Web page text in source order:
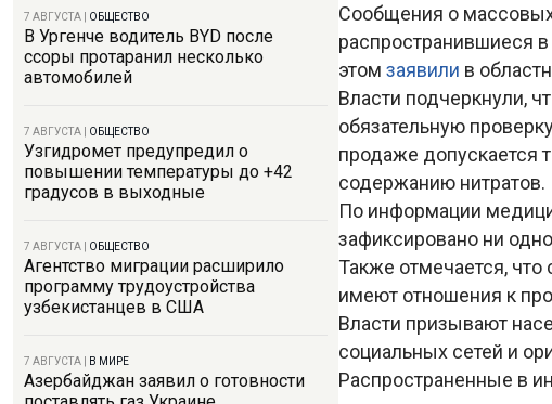
7 АВГУСТА ОБЩЕСТВО
В Ургенче водитель BYD после
ссоры протаранил несколько
автомобилей
7 АВГУСТА ОБЩЕСТВО
Узгидромет предупредил о
повышении температуры до +42
градусов в выходные
7 АВГУСТА ОБЩЕСТВО
Агентство миграции расширило
программу трудоустройства
узбекистанцев в США
7 АВГУСТА В МИРЕ
Азербайджан заявил о готовности
Сообщения о
распространившиеся
этом заявили в
Власти подчеркнули,
обязательную
продаже допускается
содержанию нитратов.
По информации
зафиксировано ни
Также отмечается, что
имеют отношения к
Власти призывают
социальных сетей и
Распространенные в